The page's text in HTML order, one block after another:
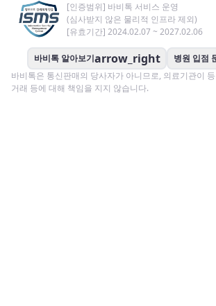
[인증범위] 바비톡 서비스 운영
(심사받지 않은 물리적 인프라 제외)
[유효기간] 2024.02.07 ~ 2027.02.06
바비톡 알아보기arrow_right 병원 입점
바비톡은 통신판매의 당사자가 아니므로, 의료기관이
거래 등에 대해 책임을 지지 않습니다.